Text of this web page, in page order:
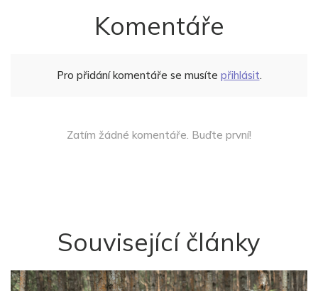
Komentáře
Pro přidání komentáře se musíte přihlásit.
Zatím žádné komentáře. Buďte první!
Související články